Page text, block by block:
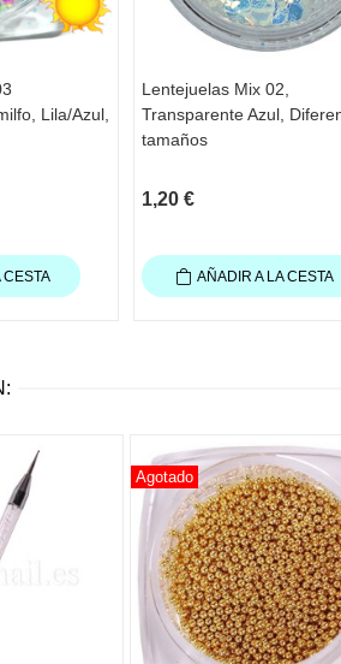
Lila/Azul,
CESTA
Lentejuelas Mix 02,
Transparente Azul,
tamaños
1,20 €
AÑADIR A LA CESTA
Agotado